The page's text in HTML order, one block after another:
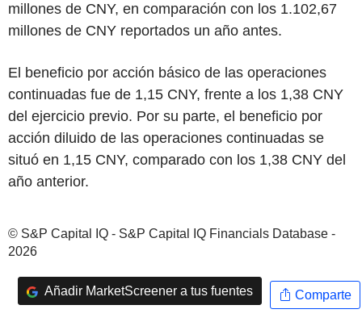
millones de CNY, en comparación con los 1.102,67
millones de CNY reportados un año antes.
El beneficio por acción básico de las operaciones
continuadas fue de 1,15 CNY, frente a los 1,38 CNY
del ejercicio previo. Por su parte, el beneficio por
acción diluido de las operaciones continuadas se
situó en 1,15 CNY, comparado con los 1,38 CNY del
año anterior.
© S&P Capital IQ - S&P Capital IQ Financials Database -
2026
Añadir MarketScreener a tus fuentes Comparte